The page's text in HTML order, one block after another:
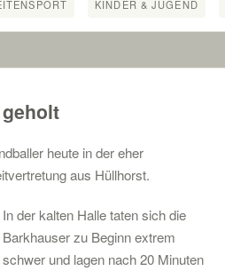
KINDER & JUGEND
heute in der eher
aus Hüllhorst.
In der kalten Halle taten sich die
Barkhauser zu Beginn extrem
schwer und lagen nach 20 Minuten